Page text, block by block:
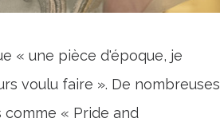
« une pièce d'époque, je
voulu faire ». De nombreuses
« Pride and